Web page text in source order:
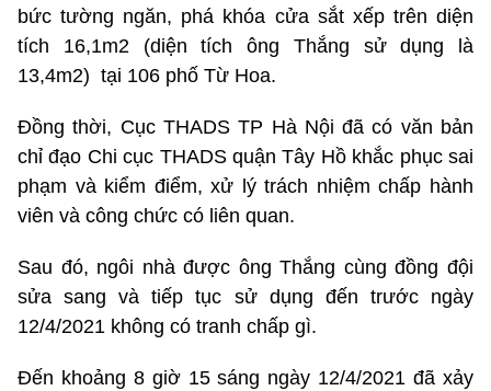
bức tường ngăn, phá khóa cửa sắt xếp trên diện
tích 16,1m2 (diện tích ông Thắng sử dụng là
13,4m2) tại 106 phố Từ Hoa.
Đồng thời, Cục THADS TP Hà Nội đã có văn bản
chỉ đạo Chi cục THADS quận Tây Hồ khắc phục sai
phạm và kiểm điểm, xử lý trách nhiệm chấp hành
viên và công chức có liên quan.
Sau đó, ngôi nhà được ông Thắng cùng đồng đội
sửa sang và tiếp tục sử dụng đến trước ngày
12/4/2021 không có tranh chấp gì.
Đến khoảng 8 giờ 15 sáng ngày 12/4/2021 đã xảy